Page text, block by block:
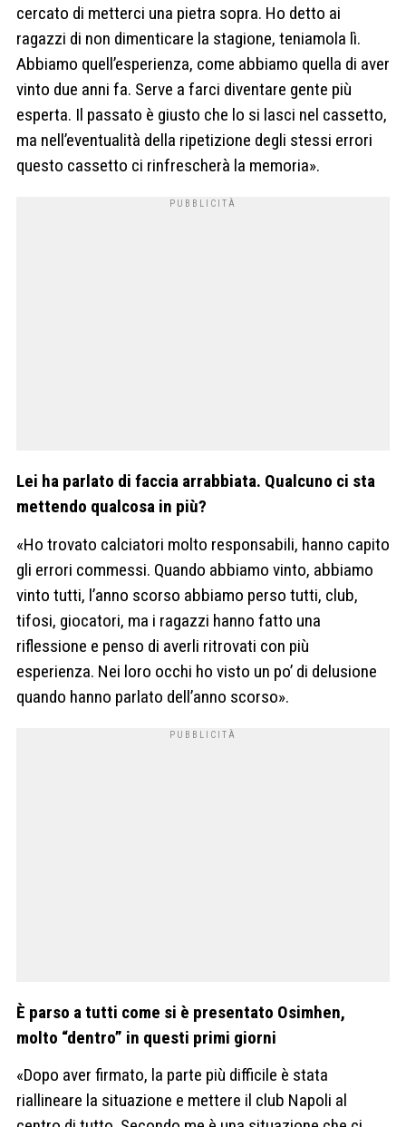
cercato di metterci una pietra sopra. Ho detto ai
ragazzi di non dimenticare la stagione, teniamola lì.
Abbiamo quell’esperienza, come abbiamo quella di aver
vinto due anni fa. Serve a farci diventare gente più
esperta. Il passato è giusto che lo si lasci nel cassetto,
ma nell’eventualità della ripetizione degli stessi errori
questo cassetto ci rinfrescherà la memoria».
Lei ha parlato di faccia arrabbiata. Qualcuno ci sta
mettendo qualcosa in più?
«Ho trovato calciatori molto responsabili, hanno capito
gli errori commessi. Quando abbiamo vinto, abbiamo
vinto tutti, l’anno scorso abbiamo perso tutti, club,
tifosi, giocatori, ma i ragazzi hanno fatto una
riflessione e penso di averli ritrovati con più
esperienza. Nei loro occhi ho visto un po’ di delusione
quando hanno parlato dell’anno scorso».
È parso a tutti come si è presentato Osimhen,
molto “dentro” in questi primi giorni
«Dopo aver firmato, la parte più difficile è stata
riallineare la situazione e mettere il club Napoli al